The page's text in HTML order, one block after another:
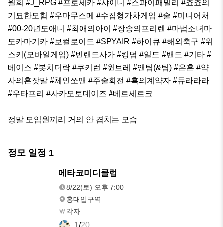
월희 #J_RPG #프로세카 #샤이니 #스파이패밀리 #죠죠의
기묘한모험 #우마무스메 #수집형가차게임 #술 #미니어처
#00-20년도애니 #최애의아이 #장송의프리렌 #마법소녀마
도카마기카 #보컬로이드 #SPYAIR #하이큐 #해외축구 #위
스키(모바일게임) #빈랜드사가 #킹덤 #일드 #밴드 #기타 #
베이스 #봇치더락 #쿠키런 #윈브레 #앤팀(&팀) #은혼 #약
사의혼잣말 #체인쏘맨 #주술회전 #흑의계약자 #듀라라라
#우타프리 #사카모토데이즈 #베르세르크
정말 모임원끼리 거의 안 겹치는 모습
정모 일정 1
메타코미디클럽
8/22(토) 오후 7:00
홍대입구역
각자
1/20